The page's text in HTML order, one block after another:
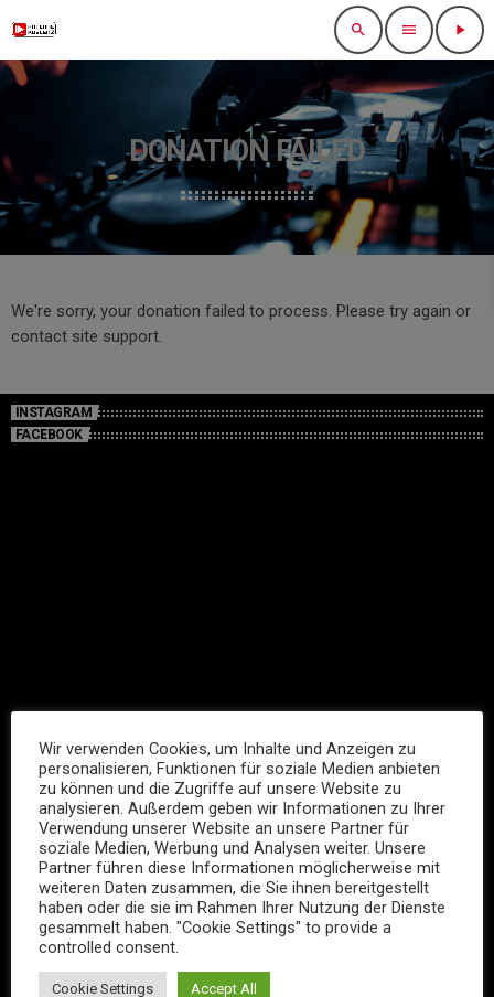
search menu play_arrow
DONATION FAILED
We're sorry, your donation failed to process. Please try again or
contact site support.
INSTAGRAM
FACEBOOK
Wir verwenden Cookies, um Inhalte und Anzeigen zu
personalisieren, Funktionen für soziale Medien anbieten
zu können und die Zugriffe auf unsere Website zu
analysieren. Außerdem geben wir Informationen zu Ihrer
Verwendung unserer Website an unsere Partner für
soziale Medien, Werbung und Analysen weiter. Unsere
Partner führen diese Informationen möglicherweise mit
weiteren Daten zusammen, die Sie ihnen bereitgestellt
haben oder die sie im Rahmen Ihrer Nutzung der Dienste
gesammelt haben. "Cookie Settings" to provide a
controlled consent.
Cookie Settings Accept All